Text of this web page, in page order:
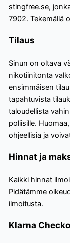
stingfree.se,
7902. Tekemällä
Tilaus
Sinun on oltava
nikotiinitonta
ensimmäisen
tapahtuvista
taloudellista
poliisille.
ohjeellisia ja
Hinnat ja
Kaikki hinnat
Pidätämme
ilmoitusta.
Klarna